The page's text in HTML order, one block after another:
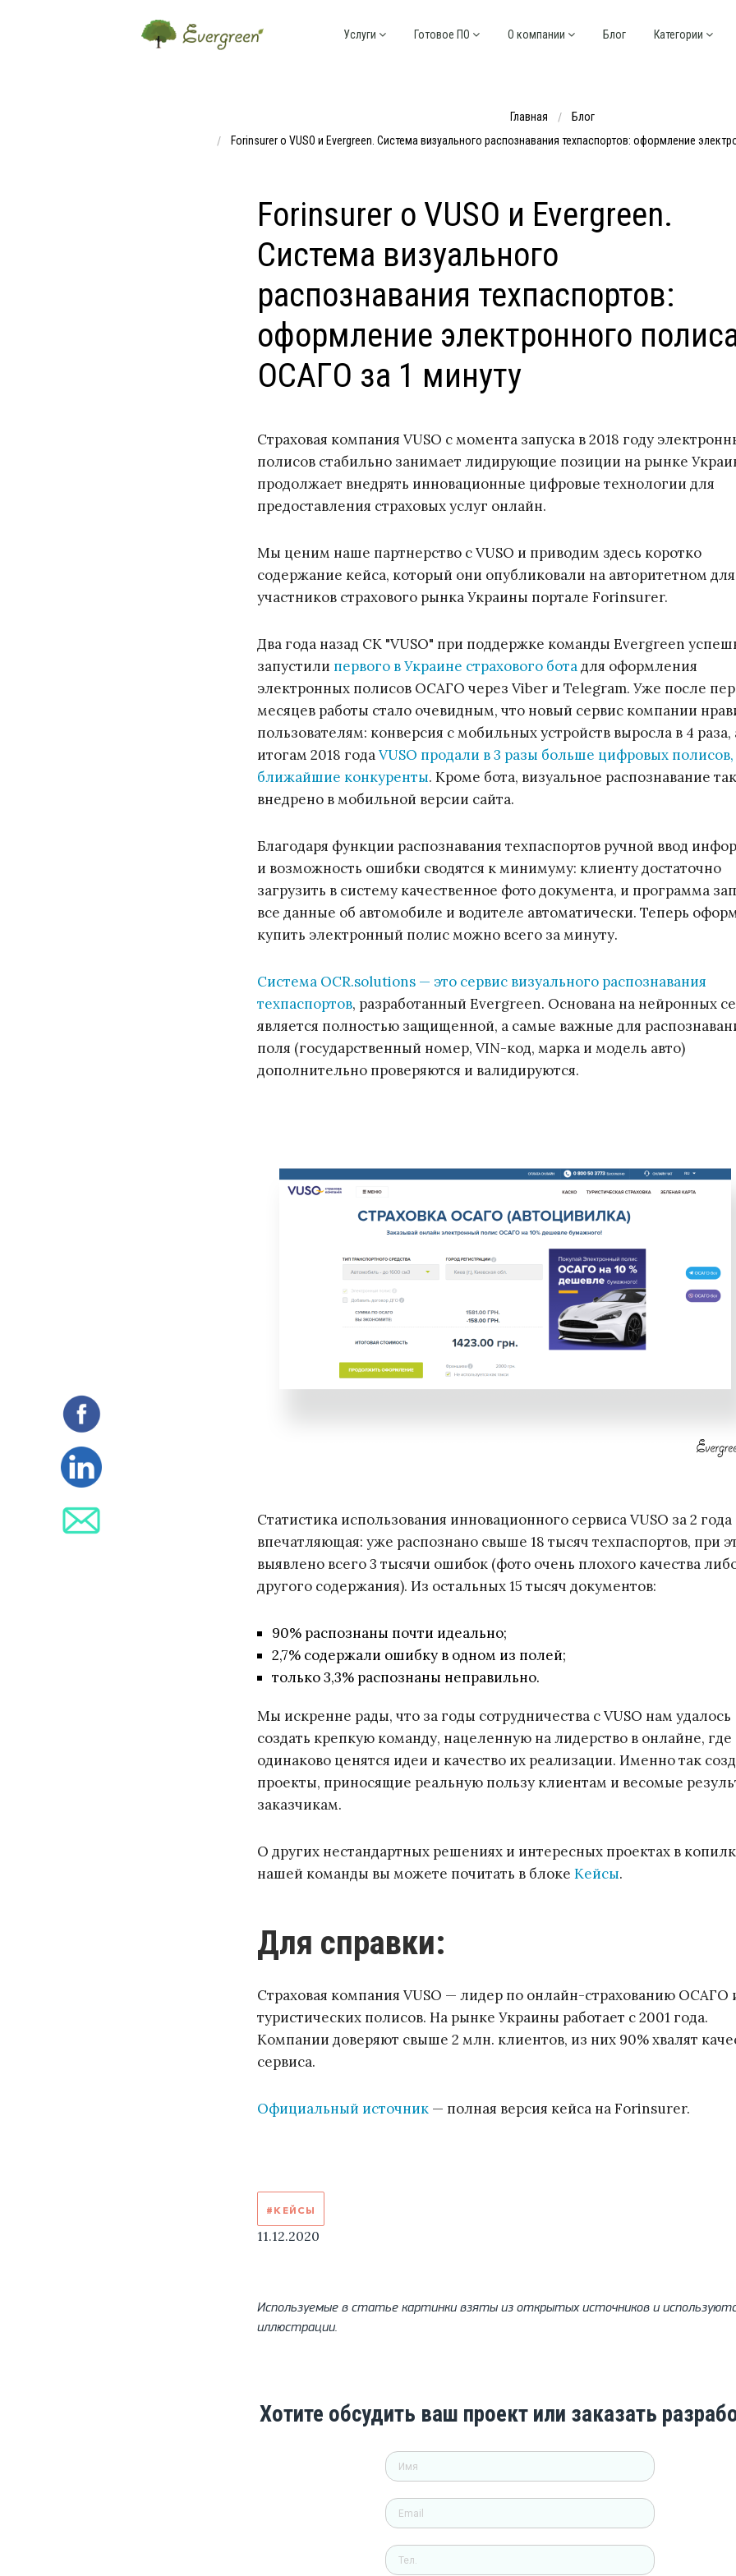
Услуги Готовое ПО О компании Блог Категории
Главная
Блог
Forinsurer о VUSO и Evergreen. Система визуального распознавания техпаспортов: оформление
Forinsurer о VUSO и Evergreen.
Система визуального
распознавания техпаспортов:
оформление электронного
ОСАГО за 1 минуту
Страховая компания VUSO с момента запуска в 2018 году
полисов стабильно занимает лидирующие позиции на рынке
продолжает внедрять инновационные цифровые технологии для
предоставления страховых услуг онлайн.
Мы ценим наше партнерство с VUSO и приводим здесь коротко
содержание кейса, который они опубликовали на авторитетном для
участников страхового рынка Украины портале Forinsurer.
Два года назад СК "VUSO" при поддержке команды Evergreen
запустили первого в Украине страхового ботадля оформления
электронных полисов ОСАГО через Viber и Telegram. Уже после
месяцев работы стало очевидным, что новый сервис компании
пользователям: конверсия с мобильных устройств выросла в 4 раза,
итогам 2018 годаVUSO продали в 3 разы больше цифровых
ближайшие конкуренты. Кроме бота, визуальное распознавание
внедрено в мобильной версии сайта.
Благодаря функции распознавания техпаспортов ручной ввод
и возможность ошибки сводятся к минимуму: клиенту достаточно
загрузить в систему качественное фото документа, и программа
все данные об автомобиле и водителе автоматически. Теперь
купить электронный полис можно всего за минуту.
Система OCR.solutions — это сервис визуального распознавания
техпаспортов, разработанный Evergreen. Основана на нейронных
является полностью защищенной, а самые важные для
поля (государственный номер, VIN-код, марка и модель авто)
дополнительно проверяются и валидируются.
Статистика использования инновационного сервиса VUSO за 2 года
впечатляющая: уже распознано свыше 18 тысяч техпаспортов, при
выявлено всего 3 тысячи ошибок (фото очень плохого качества
другого содержания). Из остальных 15 тысяч документов:
90% распознаны почти идеально;
2,7% содержали ошибку в одном из полей;
только 3,3% распознаны неправильно.
Мы искренне рады, что за годы сотрудничества с VUSO нам удалось
создать крепкую команду, нацеленную на лидерство в онлайне, где
одинаково ценятся идеи и качество их реализации. Именно так
проекты, приносящие реальную пользу клиентам и весомые
заказчикам.
О других нестандартных решениях и интересных проектах в
нашей команды вы можете почитать в блокеКейсы.
Для справки:
Страховая компания VUSO — лидер по онлайн-страхованию ОСАГО
туристических полисов. На рынке Украины работает с 2001 года.
Компании доверяют свыше 2 млн. клиентов, из них 90% хвалят
сервиса.
Официальный источник — полная версия кейса на Forinsurer.
#КЕЙСЫ
11.12.2020
Используемые в статье картинки взяты из открытых источников и
иллюстрации.
Хотите обсудить ваш проект или заказать